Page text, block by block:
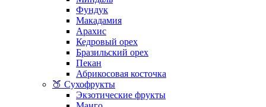
Фундук
Макадамия
Арахис
Кедровый орех
Бразильский орех
Пекан
Абрикосовая косточка
🍑 Сухофрукты
Экзотические фрукты